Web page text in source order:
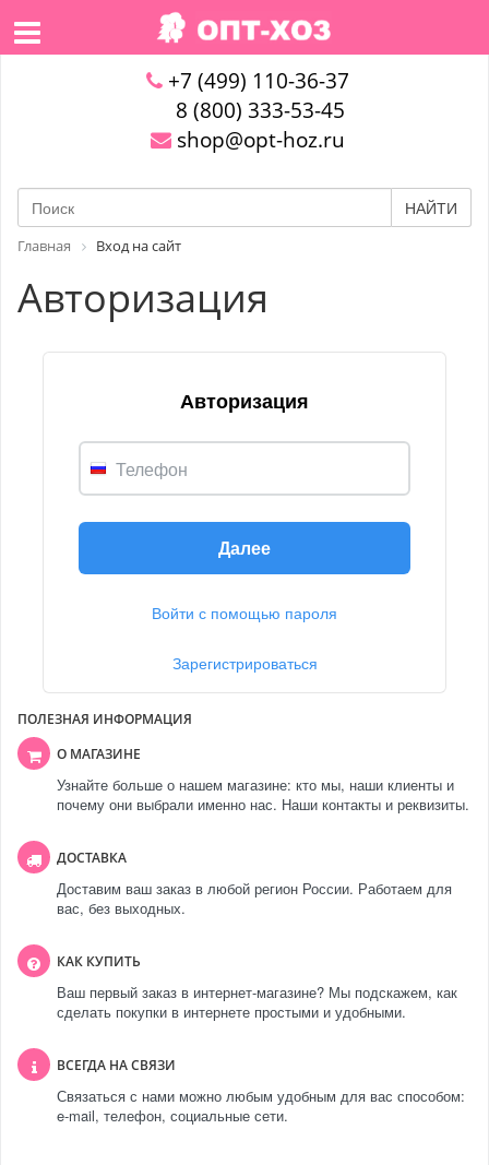
+7 (499) 110-36-37
8 (800) 333-53-45
shop@opt-hoz.ru
НАЙТИ
Главная Вход на сайт
Авторизация
Авторизация
Телефон
Далее
Войти с помощью пароля
Зарегистрироваться
ПОЛЕЗНАЯ ИНФОРМАЦИЯ
О МАГАЗИНЕ
Узнайте больше о нашем магазине: кто мы, наши клиенты и
почему они выбрали именно нас. Наши контакты и реквизиты.
ДОСТАВКА
Доставим ваш заказ в любой регион России. Работаем для
вас, без выходных.
КАК КУПИТЬ
Ваш первый заказ в интернет-магазине? Мы подскажем, как
сделать покупки в интернете простыми и удобными.
ВСЕГДА НА СВЯЗИ
Связаться с нами можно любым удобным для вас способом:
e-mail, телефон, социальные сети.